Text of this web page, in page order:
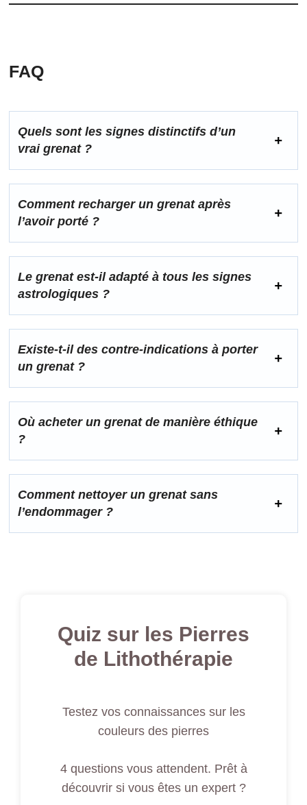
FAQ
Quels sont les signes distinctifs d’un
vrai grenat ?
Comment recharger un grenat après
l’avoir porté ?
Le grenat est-il adapté à tous les signes
astrologiques ?
Existe-t-il des contre-indications à porter
un grenat ?
Où acheter un grenat de manière éthique
?
Comment nettoyer un grenat sans
l’endommager ?
Quiz sur les Pierres
de Lithothérapie
Testez vos connaissances sur les
couleurs des pierres
4 questions vous attendent. Prêt à
découvrir si vous êtes un expert ?